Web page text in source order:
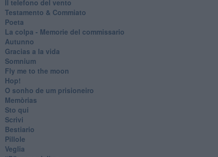
Il telefono del vento
Testamento & Commiato
Poeta
​La colpa - Memorie del commissario
Autunno
Gracias a la vida
Somnium
Fly me to the moon
Hop!
O sonho de um prisioneiro
Memòrias
Sto qui
Scrivi
Bestiario
Pillole
Veglia